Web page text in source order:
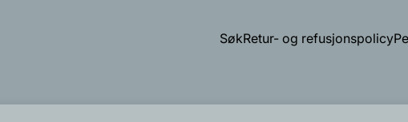
SøkRetur- og refusjonspolicy